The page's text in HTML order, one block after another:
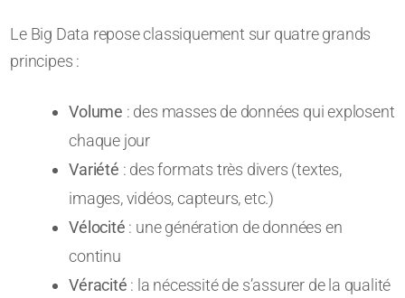
Le Big Data repose classiquement sur quatre grands
principes :
Volume : des masses de données qui explosent
chaque jour
Variété : des formats très divers (textes,
images, vidéos, capteurs, etc.)
Vélocité : une génération de données en
continu
Véracité : la nécessité de s’assurer de la qualité